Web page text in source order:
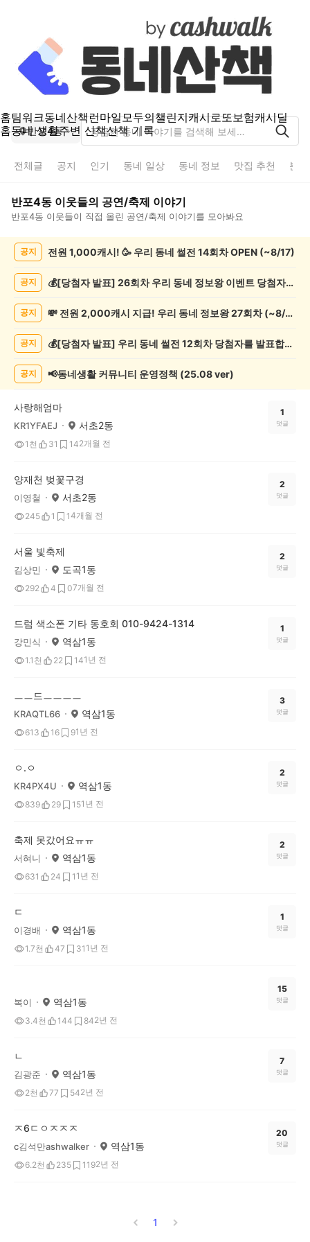
홈팀워크동네산책런마일모두의챌린지캐시로또보험캐시딜
홈동네 생활주변 산책산책 기록
반포4동
전체글 공지 인기 동네 일상 동네 정보 맛집 추천 분
반포4동 이웃들의 공연/축제 이야기
반포4동 이웃들이 직접 올린 공연/축제 이야기를 모아봐요
연/
목
공지 전원 1,000캐시! 🥳 우리 동네 썰전 14회차 OPEN (~8/17)
공지 💰[당첨자 발표] 26회차 우리 동네 정보왕 이벤트 당첨자를 발표합니다!
공지 💸 전원 2,000캐시 지급! 우리 동네 정보왕 27회차 (~8/10)
공지 💰[당첨자 발표] 우리 동네 썰전 12회차 당첨자를 발표합니다!
공지 📢동네생활 커뮤니티 운영정책 (25.08 ver)
사랑해엄마
KR1YFAEJ 서초2동
1천 31 142개월 전
1
댓글
양재천 벚꽃구경
이영철 서초2동
245 1 14개월 전
2
댓글
서울 빛축제
김상민 도곡1동
292 4 07개월 전
2
댓글
드럼 색소폰 기타 동호회 010-9424-1314
강민식 역삼1동
1.1천 22 141년 전
1
댓글
ㅡㅡ드ㅡㅡㅡㅡ
KRAQTL66 역삼1동
613 16 91년 전
3
댓글
ㅇ.ㅇ
KR4PX4U 역삼1동
839 29 151년 전
2
댓글
축제 못갔어요ㅠㅠ
서혀니 역삼1동
631 24 1 1년 전
2
댓글
ㄷ
이경배 역삼1동
1.7천 47 31 1년 전
1
댓글
복이 역삼1동
3.4천 144 842년 전
15
댓글
ㄴ
김광준 역삼1동
2천 77 542년 전
7
댓글
ㅈ6ㄷㅇㅈㅈㅈ
c김석만ashwalker 역삼1동
6.2천 235 1192년 전
20
댓글
1